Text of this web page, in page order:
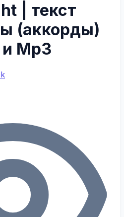
| текст
(аккорды)
Mp3